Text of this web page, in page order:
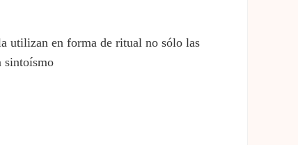
utilizan en forma de ritual no sólo las
sintoísmo